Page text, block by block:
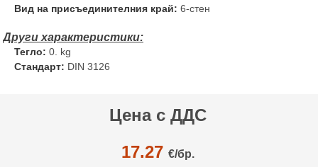
Вид на присъединителния край: 6-стен
Тегло: 0. kg
Стандарт: DIN 3126
Цена с ДДС
17.27 €/бр.